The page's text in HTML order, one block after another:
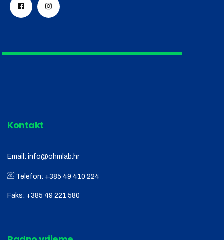
Kontakt
Email: info@ohmlab.hr
Telefon: +385 49 410 224
Faks: +385 49 221 580